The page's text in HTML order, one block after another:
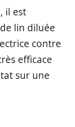
il est
lin diluée
contre
efficace
sur une